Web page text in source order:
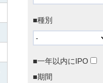
■種別
■一年以内にIPO
■期間